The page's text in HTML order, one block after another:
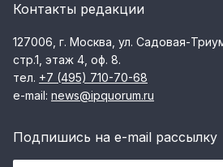
Контакты редакции
127006, г. Москва, ул. Садовая-
стр.1, этаж 4, оф. 8.
тел. +7 (495) 710-70-68
e-mail: news@ipquorum.ru
Подпишись на e-mail рассылку